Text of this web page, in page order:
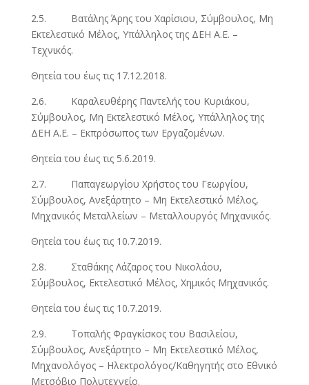
2.5. Βατάλης Άρης του Χαρίσιου, Σύμβουλος, Μη
Εκτελεστικό Μέλος, Υπάλληλος της ΔΕΗ Α.Ε. –
Τεχνικός.
Θητεία του έως τις 17.12.2018.
2.6. Καραλευθέρης Παντελής του Κυριάκου,
Σύμβουλος, Μη Εκτελεστικό Μέλος, Υπάλληλος της
ΔΕΗ Α.Ε. – Εκπρόσωπος των Εργαζομένων.
Θητεία του έως τις 5.6.2019.
2.7. Παπαγεωργίου Χρήστος του Γεωργίου,
Σύμβουλος, Ανεξάρτητο – Μη Εκτελεστικό Μέλος,
Μηχανικός Μεταλλείων – Μεταλλουργός Μηχανικός.
Θητεία του έως τις 10.7.2019.
2.8. Σταθάκης Λάζαρος του Νικολάου,
Σύμβουλος, Εκτελεστικό Μέλος, Χημικός Μηχανικός.
Θητεία του έως τις 10.7.2019.
2.9. Τοπαλής Φραγκίσκος του Βασιλείου,
Σύμβουλος, Ανεξάρτητο – Μη Εκτελεστικό Μέλος,
Μηχανολόγος – Ηλεκτρολόγος/Καθηγητής στο Εθνικό
Μετσόβιο Πολυτεχνείο.